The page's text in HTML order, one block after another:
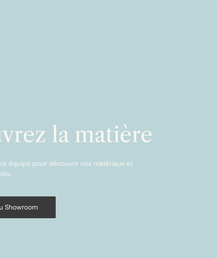
la matière
équipe pour découvrir nos matériaux et
Showroom